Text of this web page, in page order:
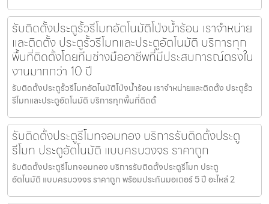
รับติดตั้งประตูรั้วรีโมทอัตโนมัติโป่งน้ำร้อน เราจำหน่าย
และติดตั้ง ประตูรั้วรีโมทและประตูอัตโนมัติ บริการทุก
พื้นที่ติดตั้งโดยทีมช่างมืออาชีพที่มีประสบการณ์ตรงใน
งานมากกว่า 10 ปี
รับติดตั้งประตูรั้วรีโมทอัตโนมัติโป่งน้ำร้อน เราจำหน่ายและติดตั้ง ประตูรั้ว
รีโมทและประตูอัตโนมัติ บริการทุกพื้นที่ติดตั้
รับติดตั้งประตูรีโมทจอมทอง บริการรับติดตั้งประตู
รีโมท ประตูอัตโนมัติ แบบครบวงจร ราคาถูก
รับติดตั้งประตูรีโมทจอมทอง บริการรับติดตั้งประตูรีโมท ประตู
อัตโนมัติ แบบครบวงจร ราคาถูก พร้อมประกันมอเตอร์ 5 ปี อะไหล่ 2